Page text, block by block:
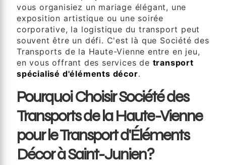
vous organisiez un mariage élégant, une
exposition artistique ou une soirée
corporative, la logistique du transport peut
souvent être un défi. C'est là que Société des
Transports de la Haute-Vienne entre en jeu,
en vous offrant des services de transport
spécialisé d'éléments décor.
Pourquoi Choisir Société des
Transports de la Haute-Vienne
pour le Transport d'Éléments
Décor à Saint-Junien?